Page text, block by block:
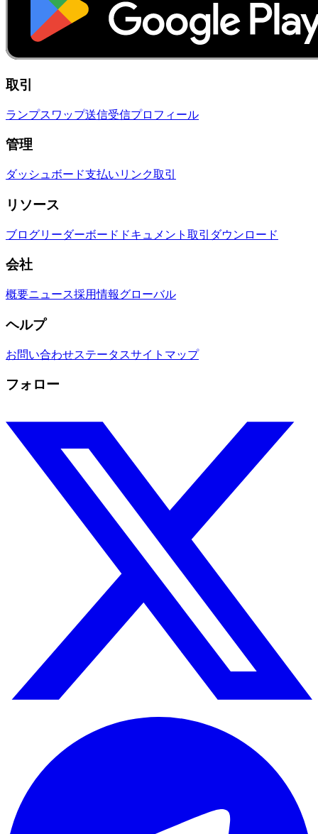
取引
ランプスワップ送信受信プロフィール
管理
ダッシュボード支払いリンク取引
リソース
ブログリーダーボード ドキュメント 取引 ダウンロード
会社
概要ニュース採用情報グローバル
ヘルプ
お問い合わせステータスサイトマップ
フォロー